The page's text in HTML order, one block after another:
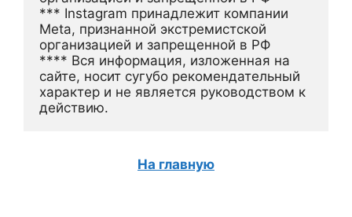
*** Instagram принадлежит компании
Meta, признанной экстремистской
организацией и запрещенной в РФ
**** Вся информация, изложенная на
сайте, носит сугубо рекомендательный
характер и не является руководством к
действию.
На главную